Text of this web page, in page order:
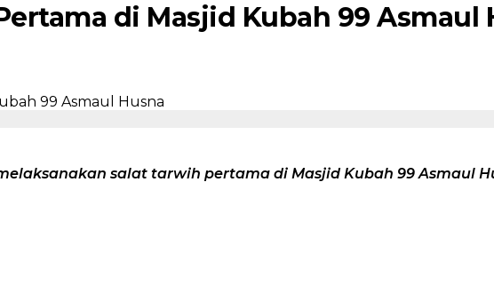
di Masjid Kubah 99 Asmaul
salat tarwih pertama di Masjid Kubah 99 Asmaul